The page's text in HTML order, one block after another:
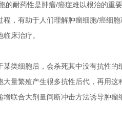
耐药性是肿瘤/癌症难以根治的重
程，有助于人们理解肿瘤细胞/癌细
床治疗。
细胞后，会杀死其中没有抗性的
大量繁殖产生很多抗性后代，再用
增联合大剂量间断冲击方法诱导肿